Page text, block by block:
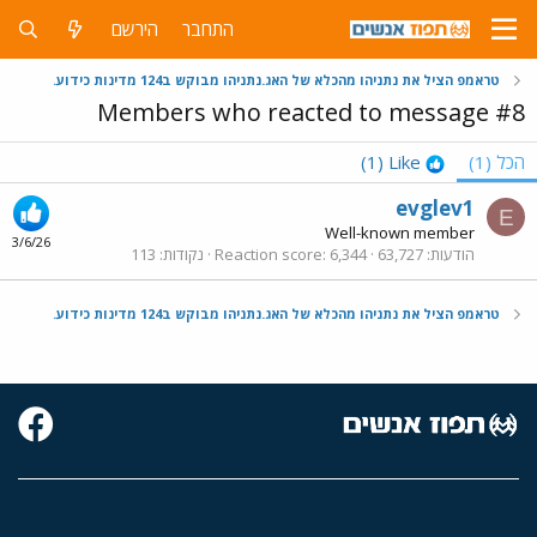
התחבר הירשם
טראמפ הציל את נתניהו מהכלא של האג.נתניהו מבוקש ב124 מדינות כידוע.
Members who reacted to message #8
הכל (1)
Like
(1)
E
3/6/26
evglev1
Well-known member
הודעות 63,727
Reaction score 6,344 נקודות 113
טראמפ הציל את נתניהו מהכלא של האג.נתניהו מבוקש ב124 מדינות כידוע.